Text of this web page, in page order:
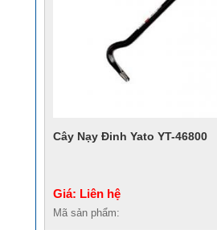
Cây Nạy Đinh Yato YT-46800
Giá: Liên hệ
Mã sản phẩm: